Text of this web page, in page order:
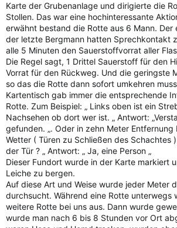
Karte der Grubenanlage und dirigierte die
Stollen. Das war eine hochinteressante
erwähnt bestand die Rotte aus 6 Mann. Der
der letzte Bergmann hatten Sprechkontakt
alle 5 Minuten den Sauerstoffvorrat aller
Die Regel sagt, 1 Drittel Sauerstoff für den
Vorrat für den Rückweg. Und die geringste
so das die Rotte dann sofort umkehren
Kartentisch gab immer die entsprechende
Rotte. Zum Beispiel: „ Links oben ist ein
Nachsehen ob dort wer ist. „ Antwort:
gefunden. „. Oder in zehn Meter
Wetter ( Türen zu Schließen des Schachtes
der Tür ? „ Antwort: „ Ja, eine Person „
Dieser Fundort wurde in der Karte markiert
Leiche zu bergen.
Auf diese Art und Weise wurde jeder Meter
durchsucht. Während eine Rotte unterwegs
weitere Rotte bei uns aus. Dann wurde
wurde man nach 6 bis 8 Stunden vor Ort